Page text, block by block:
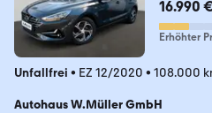
16.990
Erhöhter
Unfallfrei • EZ 12/2020 • 108.000
Autohaus W.Müller GmbH